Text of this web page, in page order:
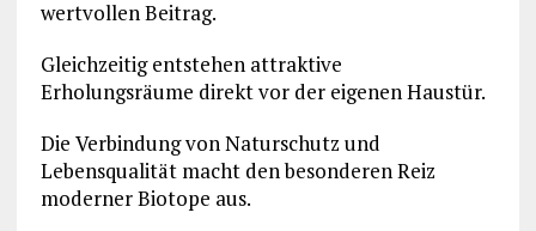
wertvollen Beitrag.
Gleichzeitig entstehen attraktive
Erholungsräume direkt vor der eigenen Haustür.
Die Verbindung von Naturschutz und
Lebensqualität macht den besonderen Reiz
moderner Biotope aus.